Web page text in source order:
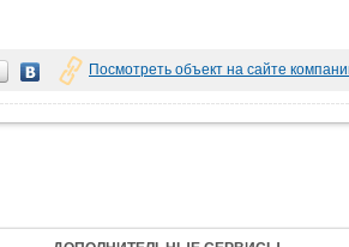
Посмотреть объект на сайте